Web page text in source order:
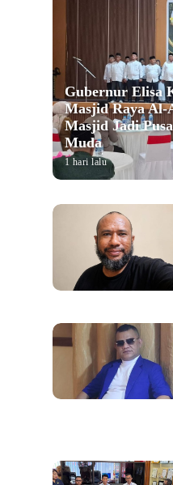
Gubernur Elisa
Masjid Raya Al-
Masjid Jadi
Muda
1 hari lalu